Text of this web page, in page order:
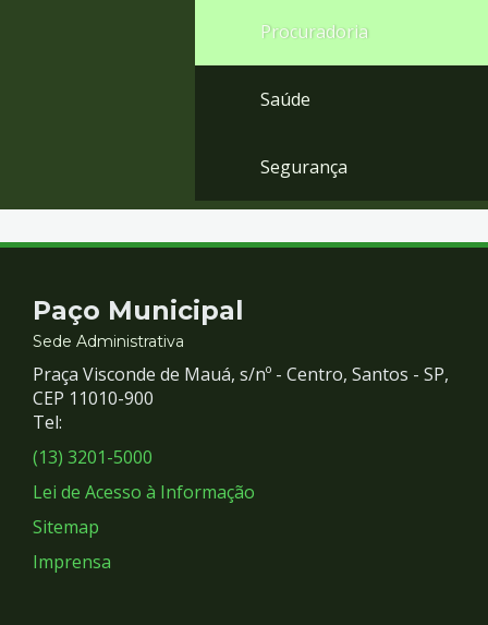
Procuradoria
Saúde
Segurança
Contato
e
Redes
Sociais
Paço Municipal
Sede Administrativa
Praça Visconde de Mauá, s/nº - Centro, Santos - SP,
CEP 11010-900
Tel:
(13) 3201-5000
Lei de Acesso à Informação
Sitemap
Imprensa